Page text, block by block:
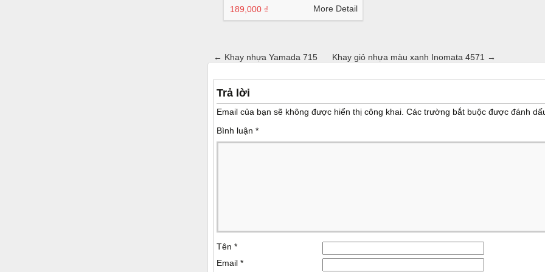
189,000 ₫ More Detail
← Khay nhựa Yamada 715 Khay giỏ nhựa màu xanh Inomata 4571 →
Trả lời
Email của bạn sẽ không được hiển thị công khai. Các trường bắt buộc được đánh
Bình luận *
Tên *
Email *